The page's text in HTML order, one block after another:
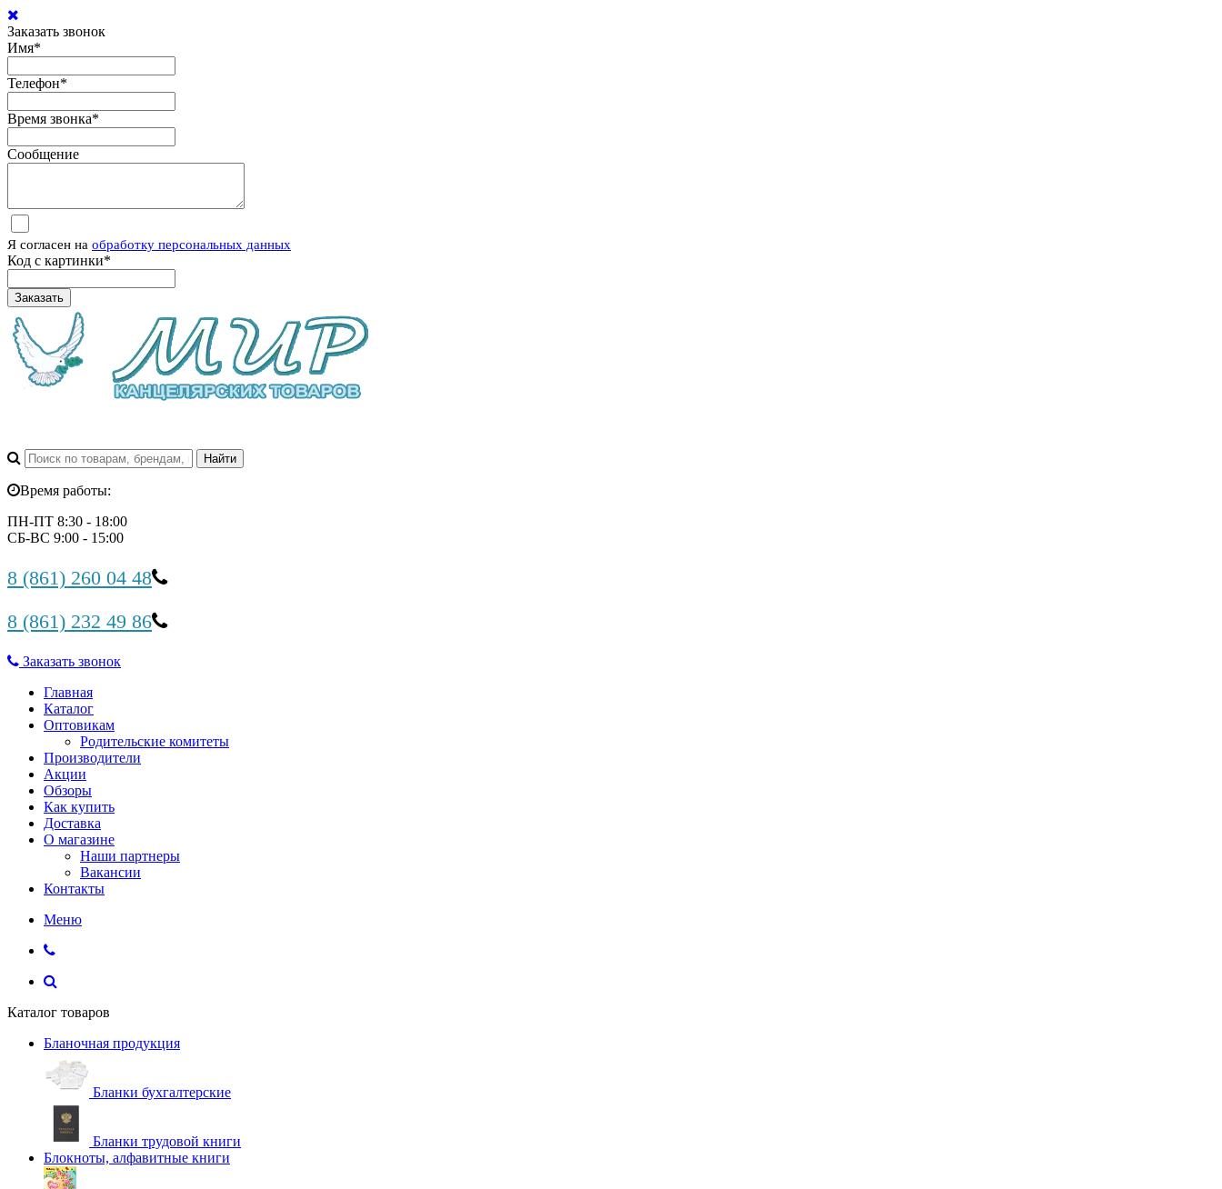
Заказать звонок
Имя*
Телефон*
Время звонка*
Сообщение
Я согласен на обработку персональных данных
Код с картинки*
Заказать
Время работы:
ПН-ПТ 8:30 - 18:00
СБ-ВС 9:00 - 15:00
8 (861) 260 04 48
8 (861) 232 49 86
Заказать звонок
Главная
Каталог
Оптовикам
Родительские комитеты
Производители
Акции
Обзоры
Как купить
Доставка
О магазине
Наши партнеры
Вакансии
Контакты
Меню
Каталог товаров
Бланочная продукция
Бланки бухгалтерские
Бланки трудовой книги
Блокноты, алфавитные книги